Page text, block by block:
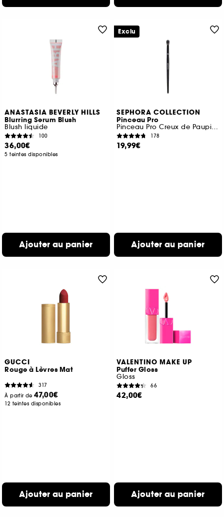
ANASTASIA BEVERLY HILLS
Blurring Serum Blush
Blush liquide
100
36,00€
5 teintes disponibles
Ajouter au panier
SEPHORA COLLECTION
Pinceau Pro
Pinceau Pro Creux de Paupière #26
178
19,99€
Ajouter au panier
Exclu
GUCCI
Rouge à Lèvres Mat
317
À partir de47,00€
12 teintes disponibles
Ajouter au panier
VALENTINO MAKE UP
Puffer Gloss
Gloss
66
42,00€
Ajouter au panier